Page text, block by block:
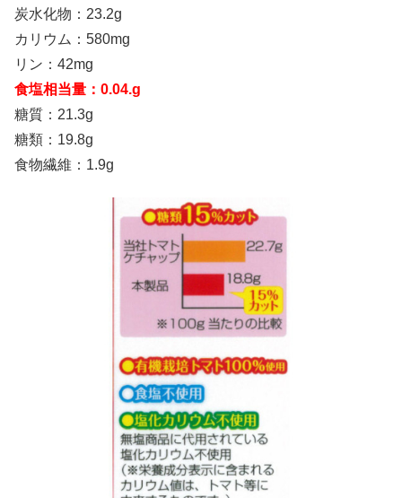
炭水化物：23.2g
カリウム：580mg
リン：42mg
食塩相当量：0.04.g
糖質：21.3g
糖類：19.8g
食物繊維：1.9g